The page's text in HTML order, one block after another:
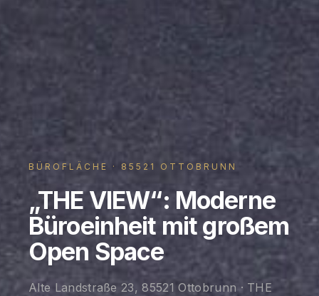
BÜROFLÄCHE · 85521 OTTOBRUNN
„THE VIEW“: Moderne
Büroeinheit mit großem
Open Space
Alte Landstraße 23, 85521 Ottobrunn · THE